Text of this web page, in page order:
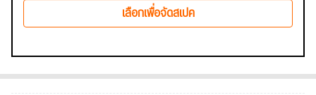
เลือกเพื่อจัดสเปค